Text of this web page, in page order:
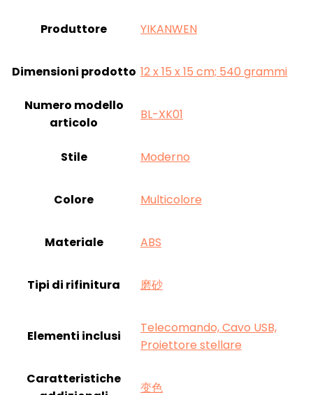
Produttore ‎YIKANWEN
Dimensioni prodotto ‎12 x 15 x 15 cm; 540 grammi
Numero modello
articolo
‎BL-XK01
Stile ‎Moderno
Colore ‎Multicolore
Materiale ‎ABS
Tipi di rifinitura ‎磨砂
Elementi inclusi
‎Telecomando, Cavo USB,
Proiettore stellare
Caratteristiche
‎变色